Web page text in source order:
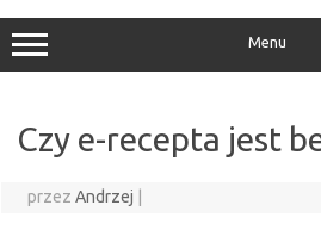
Menu
Czy e-recepta jest
przez Andrzej